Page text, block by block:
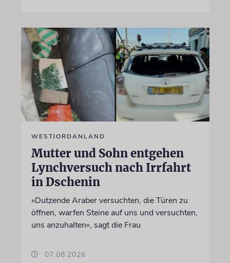
WESTJORDANLAND
Mutter und Sohn entgehen
Lynchversuch nach Irrfahrt
in Dschenin
»Dutzende Araber versuchten, die Türen zu
öffnen, warfen Steine auf uns und versuchten,
uns anzuhalten«, sagt die Frau
07.08.2026